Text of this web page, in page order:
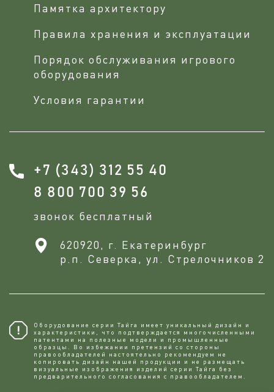
Памятка архитектору
Правила хранения и эксплуатации
Порядок обслуживания игрового
оборудования
Условия гарантии
+7 (343) 312 55 40
8 800 700 39 56
звонок бесплатный
620920, г. Екатеринбург
р.п. Северка, ул. Стрелочников 2
Оборудование серии Тайга имеет уникальный дизайн и
характеристики, что подтверждается многочисленными
патентами на полезные модели и промышленные
образцы. Во избежании претензий со стороны
правообладателей настоятельно рекомендуем не
копировaть дизайн нашей продукции и не размещать
визуальные изображения изделий серии Тайга без
предварительного согласования с правообладателем.